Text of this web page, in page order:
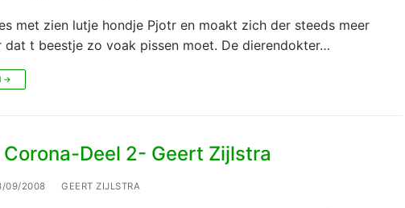
met zien lutje hondje Pjotr en moakt zich der steeds meer
dat t beestje zo voak pissen moet. De dierendokter…
→
Corona-Deel 2- Geert Zijlstra
09/2008 GEERT ZIJLSTRA